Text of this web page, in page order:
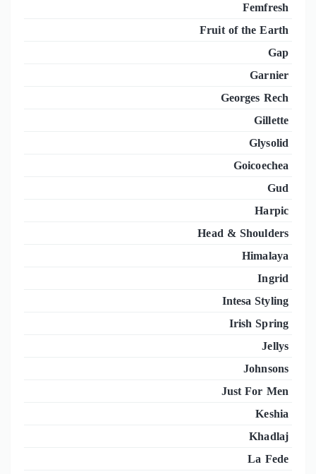
Femfresh
Fruit of the Earth
Gap
Garnier
Georges Rech
Gillette
Glysolid
Goicoechea
Gud
Harpic
Head & Shoulders
Himalaya
Ingrid
Intesa Styling
Irish Spring
Jellys
Johnsons
Just For Men
Keshia
Khadlaj
La Fede